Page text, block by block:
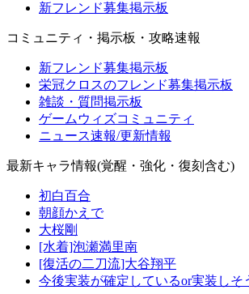
新フレンド募集掲示板
コミュニティ・掲示板・攻略速報
新フレンド募集掲示板
栄冠クロスのフレンド募集掲示板
雑談・質問掲示板
ゲームウィズコミュニティ
ニュース速報/更新情報
最新キャラ情報(覚醒・強化・復刻含む)
初白百合
朝顔かえで
大桜剛
[水着]泡瀬満里南
[復活の二刀流]大谷翔平
今後実装が確定しているor実装しそ